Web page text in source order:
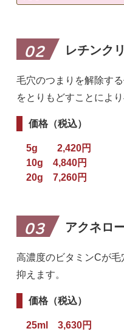
02 レチンク
毛穴のつまりを解除す
をとりもどすことによ
価格（税込）
5g 2,420円
10g 4,840円
20g 7,260円
03 アクネロ
高濃度のビタミンCが
抑えます。
価格（税込）
25ml 3,630円